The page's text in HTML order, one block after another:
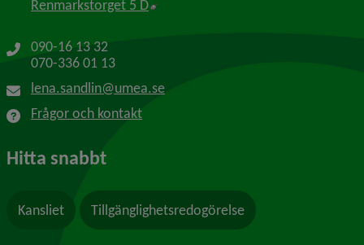
Renmarkstorget 5 D Länk till annan webbplats, öppnas
090-16 13 32
070-336 01 13
lena.sandlin@umea.se
Frågor och kontakt
Hitta snabbt
Kansliet Tillgänglighetsredogörelse